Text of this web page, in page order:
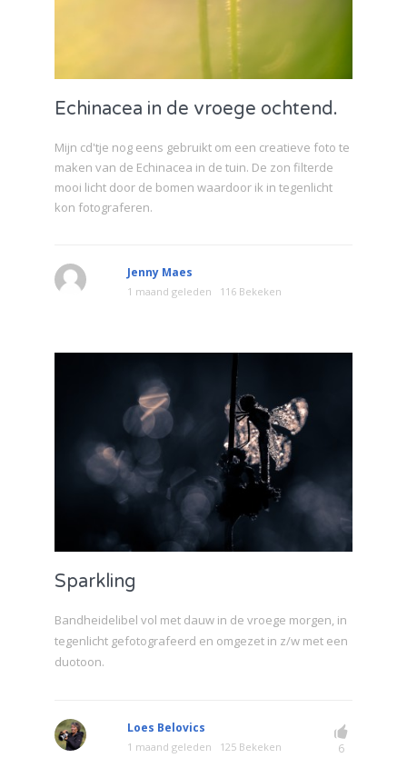
Echinacea in de vroege ochtend.
Mijn cd'tje nog eens gebruikt om een creatieve foto te
maken van de Echinacea in de tuin. De zon filterde
mooi licht door de bomen waardoor ik in tegenlicht
kon fotograferen.
Jenny Maes
1 maand geleden 116 Bekeken
Sparkling
Bandheidelibel vol met dauw in de vroege morgen, in
tegenlicht gefotografeerd en omgezet in z/w met een
duotoon.
Loes Belovics
1 maand geleden 125 Bekeken 6